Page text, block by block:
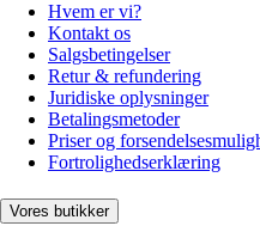
Hvem er vi?
Kontakt os
Salgsbetingelser
Retur & refundering
Juridiske oplysninger
Betalingsmetoder
Priser og
Fortrolighedserklæring
Vores butikker